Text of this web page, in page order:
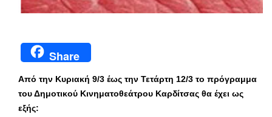
Share
Από την Κυριακή 9/3 έως την Τετάρτη 12/3 το πρόγραμμα
του Δημοτικού Κινηματοθεάτρου Καρδίτσας θα έχει ως
εξής: